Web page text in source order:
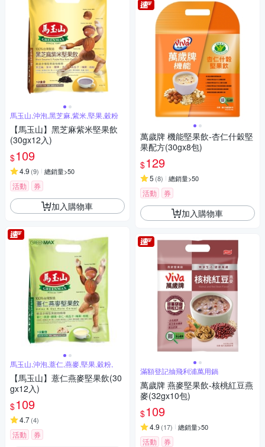
馬玉山,沖泡,黑芝麻,紫米,堅果,穀粉
【馬玉山】黑芝麻紫米堅果飲
(30gx12入)
$109
4.9 (9) 總銷量>50
活動 券
加入購物車
馬玉山,沖泡,薏仁,燕麥,堅果,穀粉,
【馬玉山】薏仁燕麥堅果飲(30
gx12入)
$109
4.7(4)
活動 券
萬歲牌 機能堅果飲-杏仁什穀堅
果配方(30gx8包)
$129
5 (8) 總銷量>50
活動 券
加入購物車
滿額登記抽飛利浦萬用鍋
萬歲牌 燕麥堅果飲-核桃紅豆燕
麥(32gx10包)
$109
4.9 (17) 總銷量>50
活動 券